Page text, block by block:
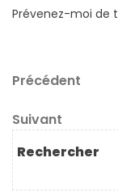
Prévenez-moi de
de
l’article
Article
Précédent
Article
suivant
Suivant
Rechercher